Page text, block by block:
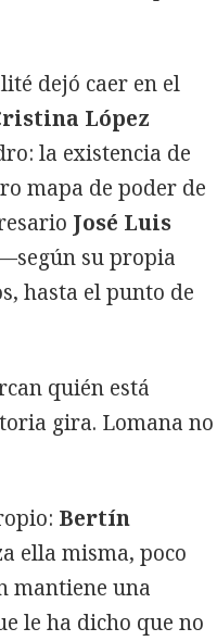
dejó caer en el
López
la existencia de
mapa de poder de
José Luis
su propia
hasta el punto de
quién está
gira. Lomana no
Bertín
ella misma, poco
mantiene una
le ha dicho que no